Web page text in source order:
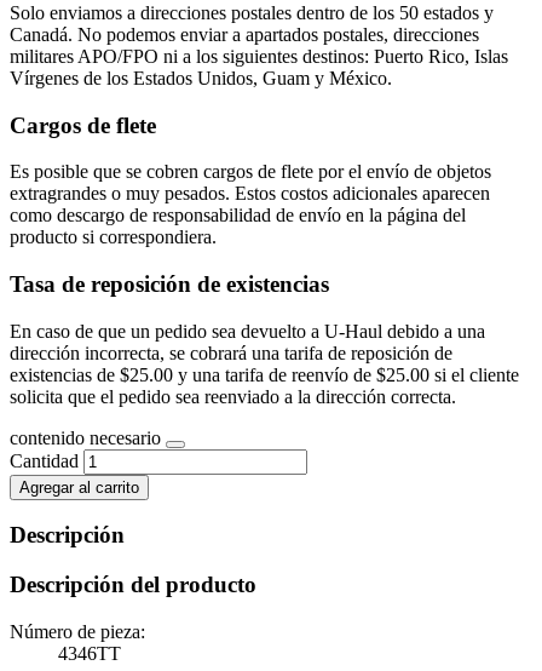
Solo enviamos a direcciones postales dentro de los 50 estados y
Canadá. No podemos enviar a apartados postales, direcciones
militares APO/FPO ni a los siguientes destinos: Puerto Rico, Islas
Vírgenes de los Estados Unidos, Guam y México.
Cargos de flete
Es posible que se cobren cargos de flete por el envío de objetos
extragrandes o muy pesados. Estos costos adicionales aparecen
como descargo de responsabilidad de envío en la página del
producto si correspondiera.
Tasa de reposición de existencias
En caso de que un pedido sea devuelto a U-Haul debido a una
dirección incorrecta, se cobrará una tarifa de reposición de
existencias de $25.00 y una tarifa de reenvío de $25.00 si el cliente
solicita que el pedido sea reenviado a la dirección correcta.
contenido necesario
Cantidad
Agregar al carrito
Descripción
Descripción del producto
Número de pieza:
4346TT